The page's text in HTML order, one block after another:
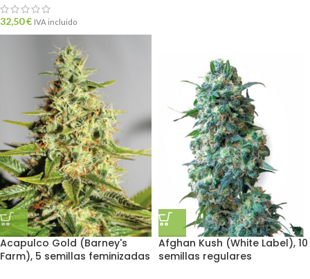
32,50€ IVA incluido
Acapulco Gold (Barney's
Farm), 5 semillas feminizadas
Afghan Kush (White Label), 10
semillas regulares